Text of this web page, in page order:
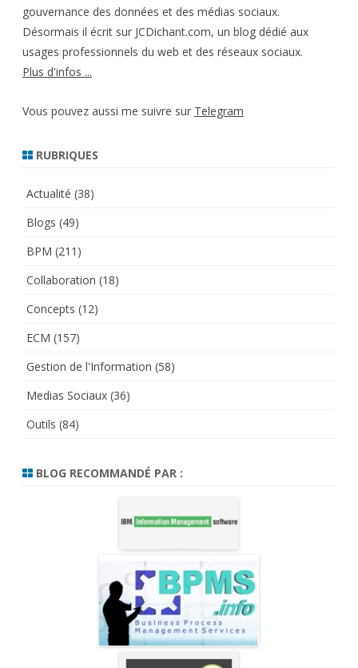
gouvernance des données et des médias sociaux.
Désormais il écrit sur JCDichant.com, un blog dédié aux
usages professionnels du web et des réseaux sociaux.
Plus d'infos ...
Vous pouvez aussi me suivre sur Telegram
RUBRIQUES
Actualité (38)
Blogs (49)
BPM (211)
Collaboration (18)
Concepts (12)
ECM (157)
Gestion de l'Information (58)
Medias Sociaux (36)
Outils (84)
BLOG RECOMMANDÉ PAR :